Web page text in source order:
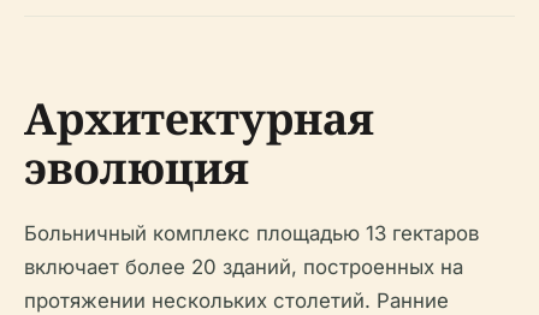
Архитектурная
эволюция
Больничный комплекс площадью 13 гектаров
включает более 20 зданий, построенных на
протяжении нескольких столетий. Ранние